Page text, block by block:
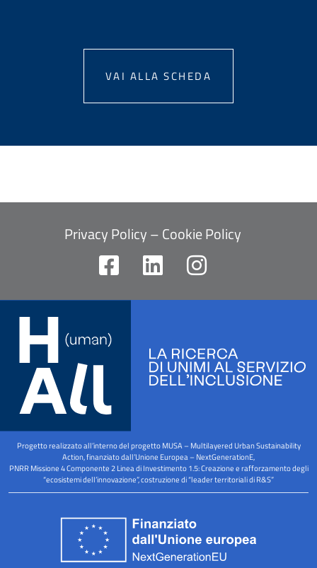
VAI ALLA SCHEDA
Privacy Policy–Cookie Policy
F
a
c
e
b
k
-
s
q
u
a
r
L
i
n
e
d
i
I
n
s
a
g
r
m
Progetto realizzato all’interno del progetto MUSA – Multilayered Urban Sustainability
Action, finanziato dall’Unione Europea – NextGenerationE,
PNRR Missione 4 Componente 2 Linea di Investimento 1.5: Creazione e rafforzamento degli
“ecosistemi dell’innovazione”, costruzione di “leader territoriali di R&S”